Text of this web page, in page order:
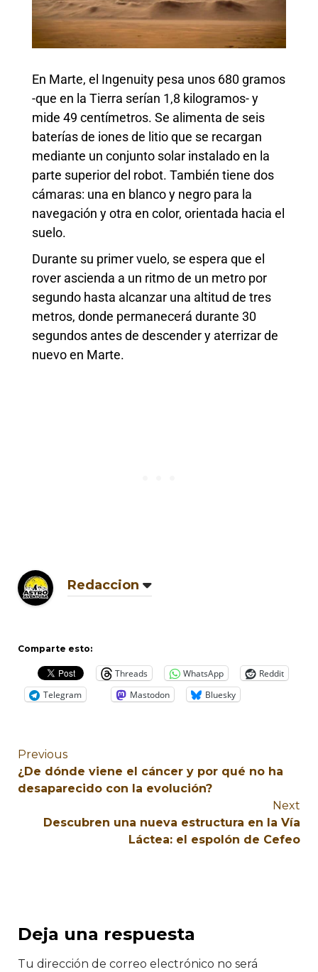
En Marte, el Ingenuity pesa unos 680 gramos
-que en la Tierra serían 1,8 kilogramos- y
mide 49 centímetros. Se alimenta de seis
baterías de iones de litio que se recargan
mediante un conjunto solar instalado en la
parte superior del robot. También tiene dos
cámaras: una en blanco y negro para la
navegación y otra en color, orientada hacia el
suelo.
Durante su primer vuelo, se espera que el
rover ascienda a un ritmo de un metro por
segundo hasta alcanzar una altitud de tres
metros, donde permanecerá durante 30
segundos antes de descender y aterrizar de
nuevo en Marte.
Redaccion
Comparte esto:
Threads WhatsApp
Reddit
Telegram
Mastodon Bluesky
Previous
¿De dónde viene el cáncer y por qué no ha
desaparecido con la evolución?
Next
Descubren una nueva estructura en la Vía
Láctea: el espolón de Cefeo
Deja una respuesta
Tu dirección de correo electrónico no será